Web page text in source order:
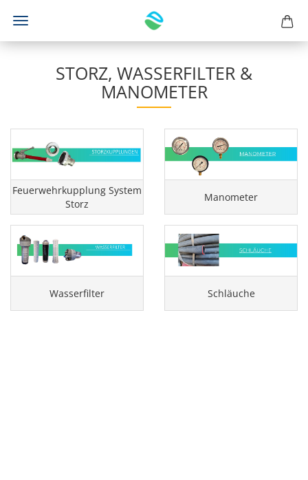
STORZ, WASSERFILTER &
MANOMETER
Feuerwehrkupplung System
Storz
Manometer
Wasserfilter Schläuche